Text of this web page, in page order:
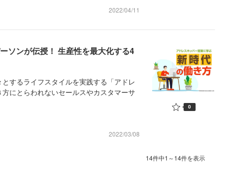
2022/04/11
ソンが伝授！ 生産性を最大化する4
するライフスタイルを実践する「アドレ
にとらわれないセールスやカスタマーサ
2022/03/08
0
14件中1～14件を表示